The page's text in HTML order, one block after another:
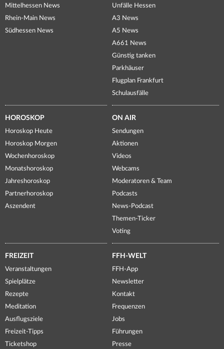
Mittelhessen News
Rhein-Main News
Südhessen News
Unfälle Hessen
A3 News
A5 News
A661 News
Günstig tanken
Parkhäuser
Flugplan Frankfurt
Schulausfälle
HOROSKOP
Horoskop Heute
Horoskop Morgen
Wochenhoroskop
Monatshoroskop
Jahreshoroskop
Partnerhoroskop
Aszendent
ON AIR
Sendungen
Aktionen
Videos
Webcams
Moderatoren & Team
Podcasts
News-Podcast
Themen-Ticker
Voting
FREIZEIT
Veranstaltungen
Spielplätze
Rezepte
Meditation
Ausflugsziele
Freizeit-Tipps
Ticketshop
FFH-WELT
FFH-App
Newsletter
Kontakt
Frequenzen
Jobs
Führungen
Presse